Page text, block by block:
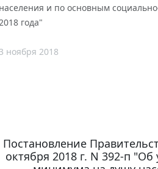
населения и по основным
года"
3 ноября 2018
Постановление
октября 2018 г. N 392-п